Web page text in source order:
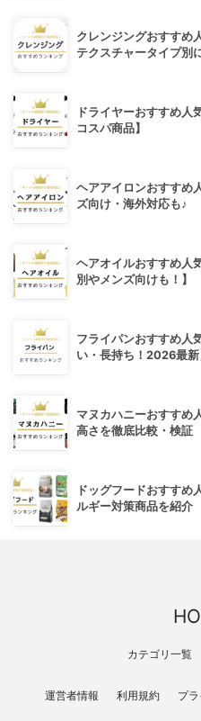
クレンジングおすすめ
テクスチャータイプ別
ドライヤーおすすめ人
コスパ商品】
ヘアアイロンおすすめ
ズ向け・海外対応も♪
ヘアオイルおすすめ人
別やメンズ向けも！】
フライパンおすすめ人
い・長持ち！2026最新
マヌカハニーおすすめ
高さを徹底比較・検証
ドッグフードおすすめ
ルギー対策商品を紹介
カテゴリ一覧
運営者情報 利用規約 プ